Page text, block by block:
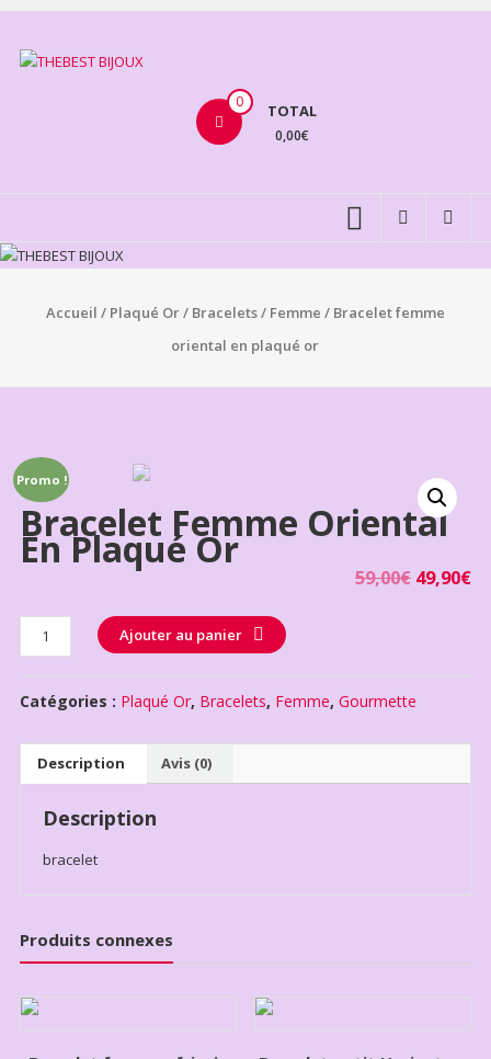
Aller
contenu
BIJOUX
0 TOTAL
0,00€
Accueil / Plaqué Or/ Bracelets/ Femme / Bracelet femme
oriental en plaqué or
Promo !
Bracelet Femme Oriental
En Plaqué Or
59,00€ 49,90€
Quantité Ajouter au panier
Catégories : Plaqué Or, Bracelets, Femme, Gourmette
Description Avis (0)
Description
bracelet
Produits connexes